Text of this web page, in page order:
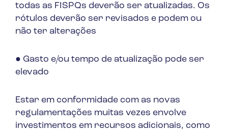
todas as FISPQs deverão ser atualizadas. Os
rótulos deverão ser revisados e podem ou
não ter alterações
● Gasto e/ou tempo de atualização pode ser
elevado
Estar em conformidade com as novas
regulamentações muitas vezes envolve
investimentos em recursos adicionais, como